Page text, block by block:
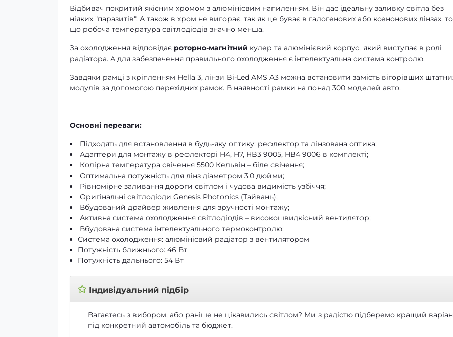
Відбивач покритий якісним хромом з алюмінієвим напиленням. Він дає ідеальну заливку світла без
ніяких "паразитів". А також в хром не вигорає, так як це буває в галогенових або ксенонових лінзах,
що робоча температура світлодіодів значно менша.
За охолодження відповідає роторно-магнітний кулер та алюмінієвий корпус, який виступає в ролі
радіатора. А для забезпечення правильного охолодження є інтелектуальна система контролю.
Завдяки рамці з кріпленням Hella 3, лінзи Bi-Led AMS A3 можна встановити замість вігорівших
модулів за допомогою перехідних рамок. В наявності рамки на понад 300 моделей авто.
Основні переваги:
Підходять для встановлення в будь-яку оптику: рефлектор та лінзована оптика;
Адаптери для монтажу в рефлекторі H4, H7, HB3 9005, HB4 9006 в комплекті;
Колірна температура свічення 5500 Кельвін – біле свічення;
Оптимальна потужність для лінз діаметром 3.0 дюйми;
Рівномірне заливання дороги світлом і чудова видимість узбіччя;
Оригінальні світлодіоди Genesis Photonics (Тайвань);
Вбудований драйвер живлення для зручності монтажу;
Активна система охолодження світлодіодів – високошвидкісний вентилятор;
Вбудована система інтелектуального термоконтролю;
Система охолодження: алюмінієвий радіатор з вентилятором
Потужність ближнього: 46 Вт
Потужність дальнього: 54 Вт
✩Індивідуальний підбір
Вагаєтесь з вибором, або раніше не цікавились світлом? Ми з радістю підберемо кращий
під конкретний автомобіль та бюджет.